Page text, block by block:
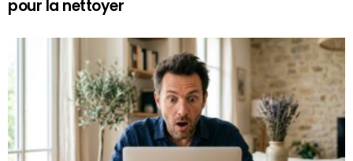
pour la nettoyer